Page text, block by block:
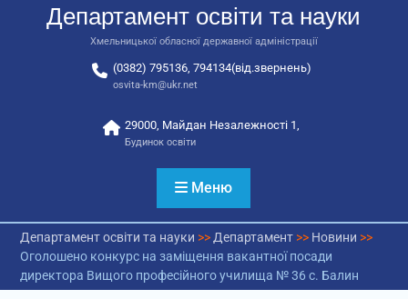
національно-патріотичне
виховання
Департамент освіти та науки
Хмельницької обласної державної адміністрації
(0382) 795136, 794134(від.звернень)
osvita-km@ukr.net
29000, Майдан Незалежності 1,
Будинок освіти
Меню
Департамент освіти та науки >> Департамент>> Новини >>
Оголошено конкурс на заміщення вакантної посади
директора Вищого професійного училища № 36 с. Балин